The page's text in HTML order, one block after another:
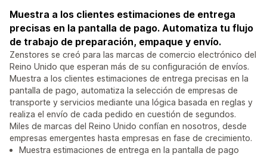
Muestra a los clientes estimaciones de entrega
precisas en la pantalla de pago. Automatiza tu flujo
de trabajo de preparación, empaque y envío.
Zenstores se creó para las marcas de comercio electrónico del
Reino Unido que esperan más de su configuración de envíos.
Muestra a los clientes estimaciones de entrega precisas en la
pantalla de pago, automatiza la selección de empresas de
transporte y servicios mediante una lógica basada en reglas y
realiza el envío de cada pedido en cuestión de segundos.
Miles de marcas del Reino Unido confían en nosotros, desde
empresas emergentes hasta empresas en fase de crecimiento.
Muestra estimaciones de entrega en la pantalla de pago